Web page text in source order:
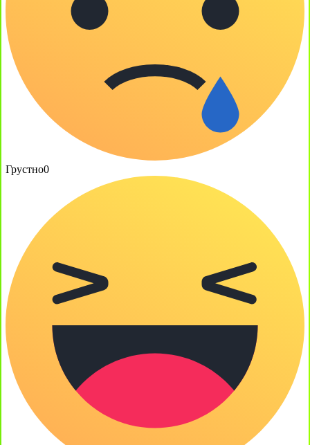
Грустно0